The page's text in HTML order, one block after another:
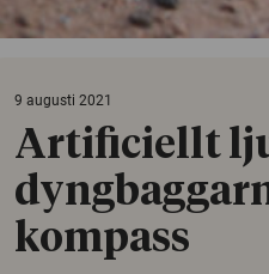
9 augusti 2021
Artificiellt
kompass